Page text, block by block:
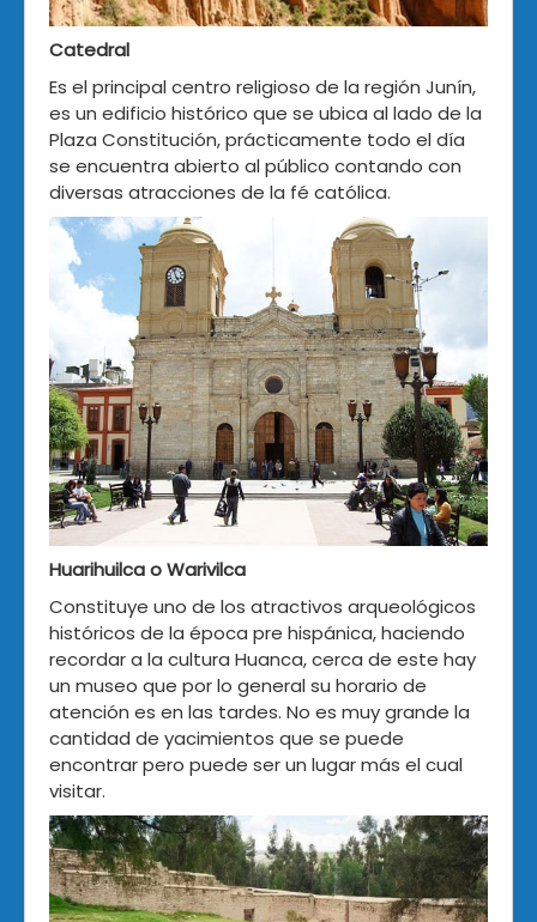
Catedral
Es el principal centro religioso de la región Junín,
es un edificio histórico que se ubica al lado de la
Plaza Constitución, prácticamente todo el día
se encuentra abierto al público contando con
diversas atracciones de la fé católica.
Huarihuilca o Warivilca
Constituye uno de los atractivos arqueológicos
históricos de la época pre hispánica, haciendo
recordar a la cultura Huanca, cerca de este hay
un museo que por lo general su horario de
atención es en las tardes. No es muy grande la
cantidad de yacimientos que se puede
encontrar pero puede ser un lugar más el cual
visitar.